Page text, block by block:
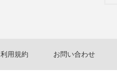
利用規約 お問い合わせ